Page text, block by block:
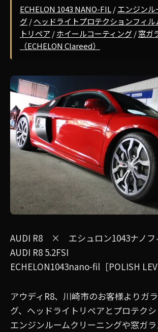
ECHELON 1043 NANO-FIL/エンジン
グ/ヘッドライトプロテクションフィル
トリペア /ホイールコーティング/窓ガ
（ECHELON Clareed）
AUDI R8 × エシュロン1043ナノフ
AUDI R8 5.2FSI
ECHELON1043nano-fil［POLISH
アウディR8、川崎市のお客様よりガ
グ、ヘッドライトリペアとプロテクシ
エンジンルームクリーニングや窓ガ